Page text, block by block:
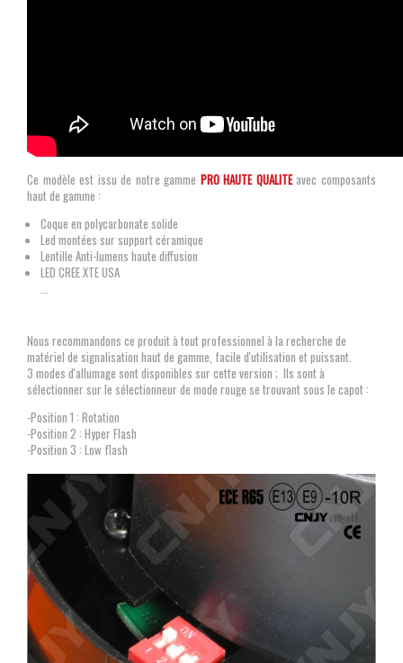
Ce modèle est issu de notre gamme PRO HAUTE QUALITE avec composants
haut de gamme :
Coque en polycarbonate solide
Led montées sur support céramique
Lentille Anti-lumens haute diffusion
LED CREE XTE USA
Nous recommandons ce produit à tout professionnel à la recherche de
matériel de signalisation haut de gamme, facile d'utilisation et puissant.
3 modes d'allumage sont disponibles sur cette version ; Ils sont à
sélectionner sur le sélectionneur de mode rouge se trouvant sous le capot :
-Position 1 : Rotation
-Position 2 : Hyper Flash
-Position 3 : Low flash